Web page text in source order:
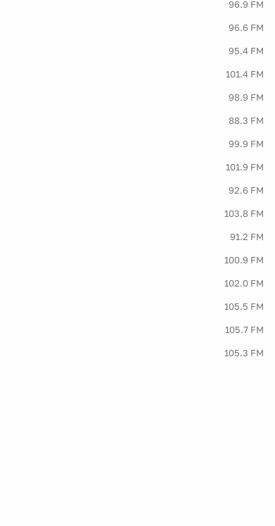
96.9 FM
96.6 FM
95.4 FM
101.4 FM
98.9 FM
88.3 FM
99.9 FM
101.9 FM
92.6 FM
103.8 FM
91.2 FM
100.9 FM
102.0 FM
105.5 FM
105.7 FM
105.3 FM